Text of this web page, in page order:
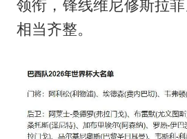
领衔，锋线维尼修斯拉
相当齐整。